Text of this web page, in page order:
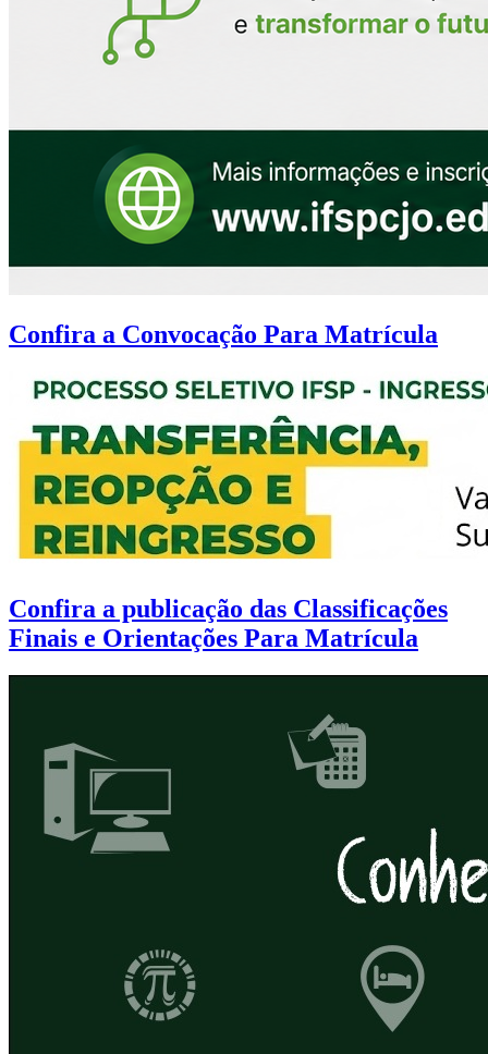
Confira a Convocação Para Matrícula
Confira a publicação das Classificações
Finais e Orientações Para Matrícula